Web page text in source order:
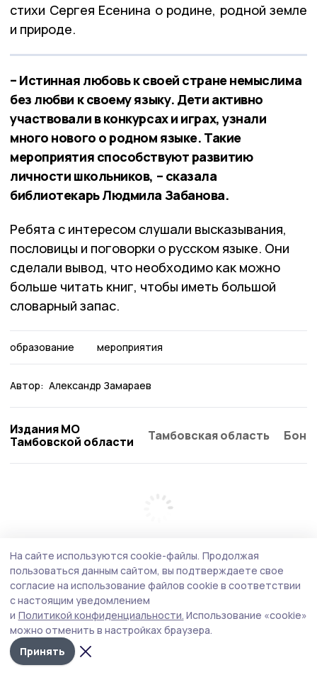
стихи Сергея Есенина о родине, родной земле
и природе.
– Истинная любовь к своей стране немыслима
без любви к своему языку. Дети активно
участвовали в конкурсах и играх, узнали
много нового о родном языке. Такие
мероприятия способствуют развитию
личности школьников, – сказала
библиотекарь Людмила Забанова.
Ребята с интересом слушали высказывания,
пословицы и поговорки о русском языке. Они
сделали вывод, что необходимо как можно
больше читать книг, чтобы иметь большой
словарный запас.
образование мероприятия
Автор: Александр Замараев
Издания МО
Тамбовской области
Тамбовская область
На сайте используются cookie-файлы. Продолжая
пользоваться данным сайтом, вы подтверждаете свое
согласие на использование файлов cookie в соответствии
с настоящим уведомлением
и Политикой конфиденциальности. Использование «cookie»
можно отменить в настройках браузера.
Принять